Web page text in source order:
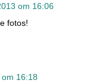
om 16:06
fotos!
16:18